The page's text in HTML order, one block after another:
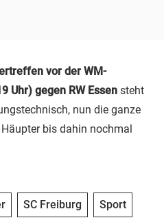
vor der WM-
Uhr) gegen RW Essen steht
nun die ganze
bis dahin nochmal
SC Freiburg Sport